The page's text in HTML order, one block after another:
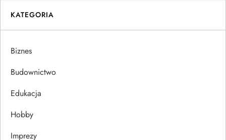
g
a
c
j
a
w
KATEGORIA
Biznes
Budownictwo
Edukacja
Hobby
Imprezy